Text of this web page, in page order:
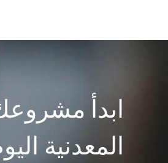
ابدأ
المعدنية